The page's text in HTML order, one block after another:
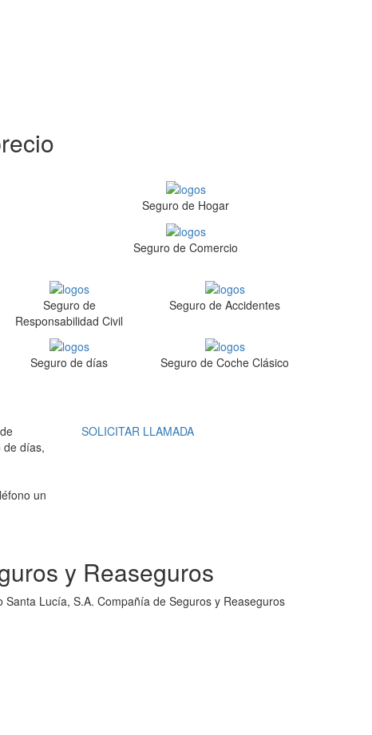
Seguro de Hogar
Seguro de Comercio
Seguro de
Responsabilidad Civil
Seguro de Accidentes
Seguro de días Seguro de Coche Clásico
de días,
un
SOLICITAR LLAMADA
y Reaseguros
Lucía, S.A. Compañía de Seguros y Reaseguros